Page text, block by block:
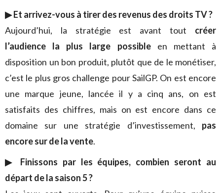
▶︎ Et arrivez-vous à tirer des revenus des droits TV ?
Aujourd’hui, la stratégie est avant tout créer
l’audience la plus large possibleen mettant à
disposition un bon produit, plutôt que de le monétiser,
c’est le plus gros challenge pour SailGP. On est encore
une marque jeune, lancée il y a cinq ans, on est
satisfaits des chiffres, mais on est encore dans ce
domaine sur une stratégie d’investissement, pas
encore sur de la vente.
▶︎ Finissons par les équipes, combien seront au
départ de la saison 5 ?